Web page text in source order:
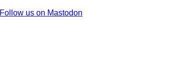
Follow us on Mastodon